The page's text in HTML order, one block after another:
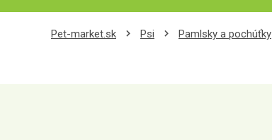
Pet-market.sk Psi Pamlsky a pochúťky